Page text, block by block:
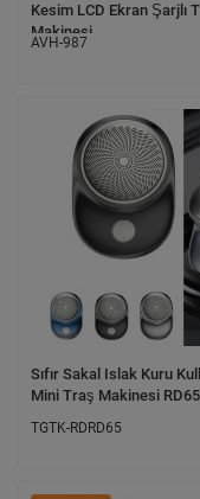
Kesim LCD Ekran Şarjlı
Makinesi
AVH-987
Sıfır Sakal Islak Kuru
Mini Traş Makinesi RD65
TGTK-RDRD65